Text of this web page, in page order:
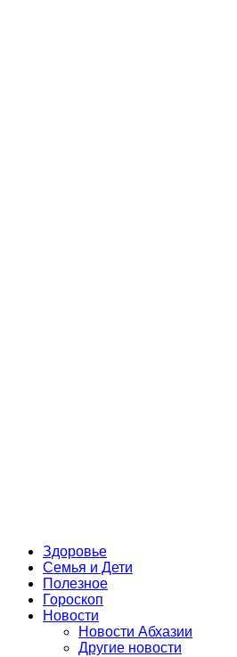
Здоровье
Семья и Дети
Полезное
Гороскоп
Новости
Новости Абхазии
Другие новости